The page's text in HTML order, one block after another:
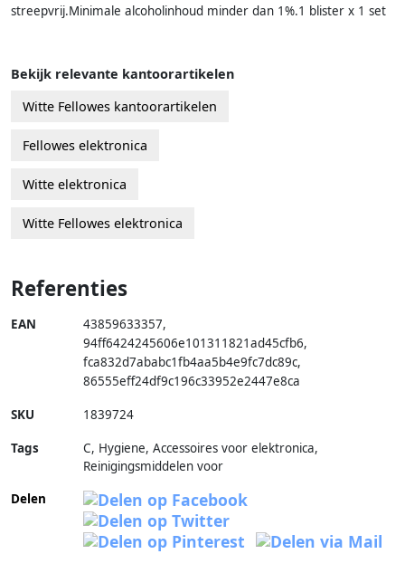
streepvrij.Minimale alcoholinhoud minder dan 1%.1 blister x 1 set
Bekijk relevante kantoorartikelen
Witte Fellowes kantoorartikelen
Fellowes elektronica
Witte elektronica
Witte Fellowes elektronica
Referenties
EAN 43859633357,
94ff6424245606e101311821ad45cfb6,
fca832d7ababc1fb4aa5b4e9fc7dc89c,
86555eff24df9c196c33952e2447e8ca
SKU 1839724
Tags
C, Hygiene, Accessoires voor elektronica,
Reinigingsmiddelen voor
Delen